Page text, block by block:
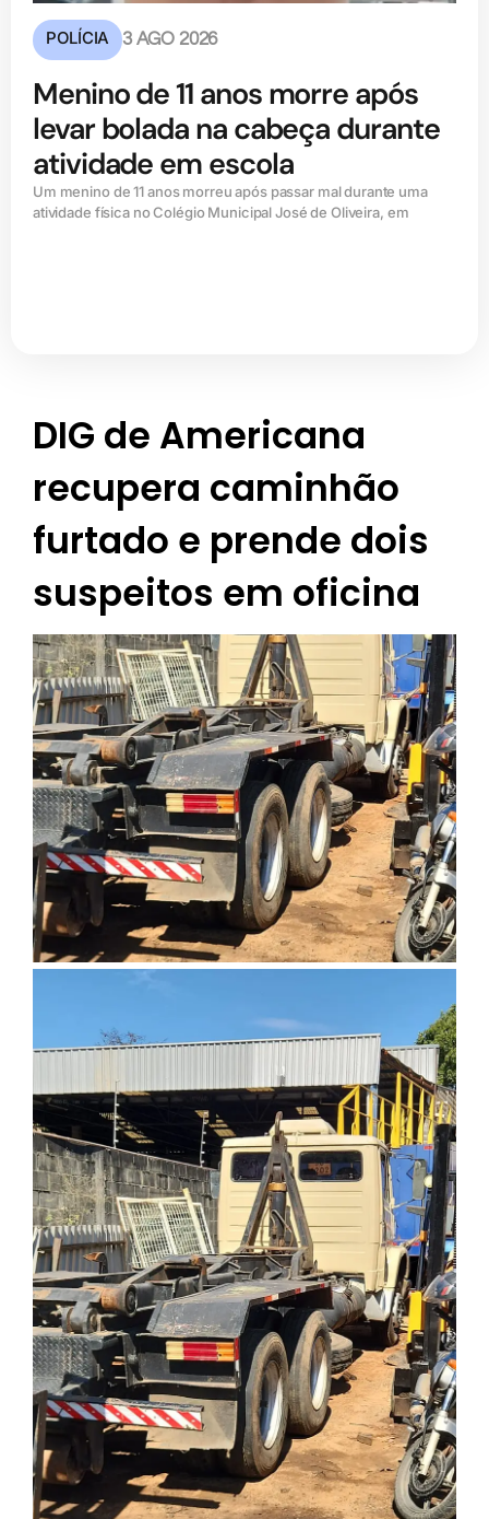
POLÍCIA 3 AGO 2026
Menino de 11 anos morre após
levar bolada na cabeça durante
atividade em escola
Um menino de 11 anos morreu após passar mal durante uma
atividade física no Colégio Municipal José de Oliveira, em
DIG de Americana
recupera caminhão
furtado e prende dois
suspeitos em oficina